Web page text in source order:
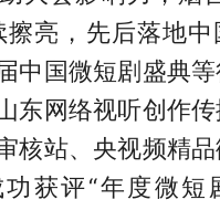
擦亮，先后落地中
中国微短剧盛典
东网络视听创作
核站、央视频精
获评“年度微短